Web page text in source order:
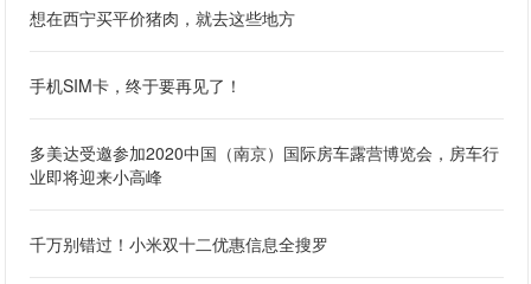
想在西宁买平价猪肉，就去这些地方
手机SIM卡，终于要再见了！
多美达受邀参加2020中国（南京）国际房车露营博览会，房车行
业即将迎来小高峰
千万别错过！小米双十二优惠信息全搜罗